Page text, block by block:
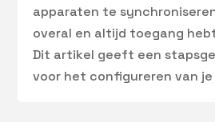
apparaten te
overal en altijd toegang
Dit artikel geeft een
voor het configureren van je